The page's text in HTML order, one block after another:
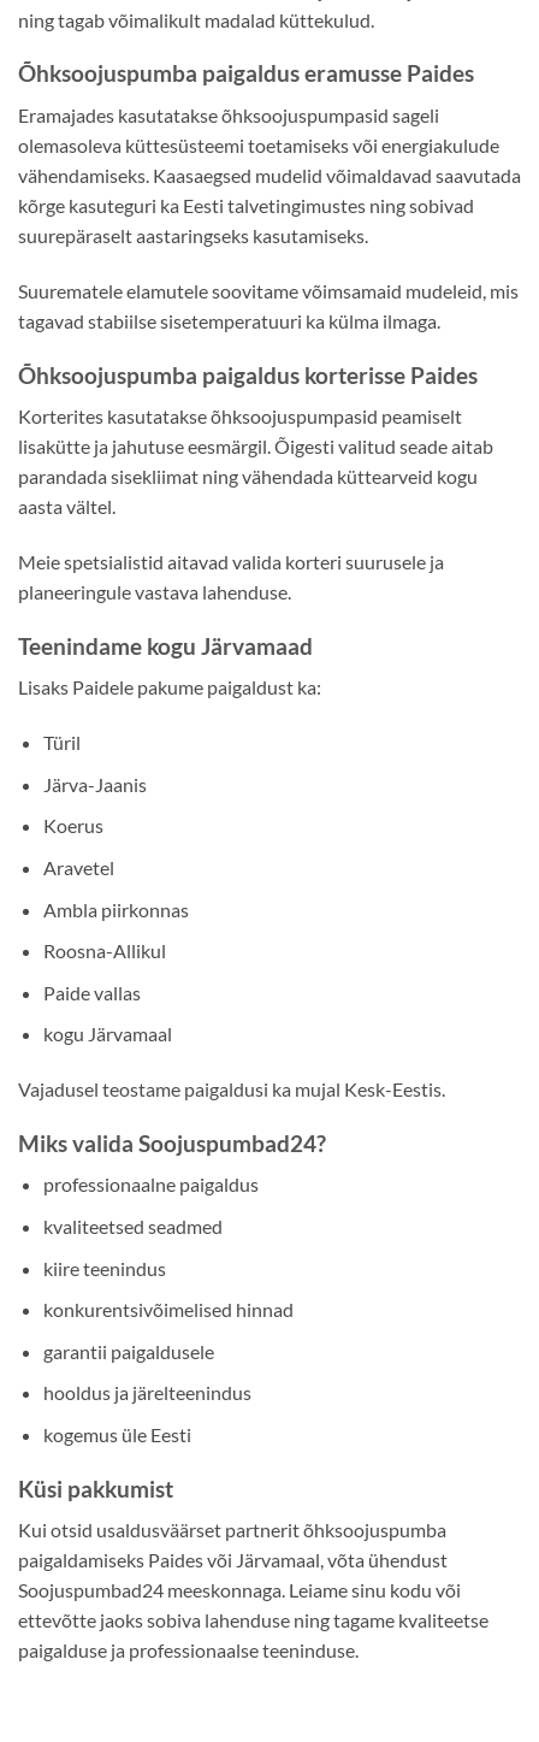
ning tagab võimalikult madalad küttekulud.
Õhksoojuspumba paigaldus eramusse Paides
Eramajades kasutatakse õhksoojuspumpasid sageli
olemasoleva küttesüsteemi toetamiseks või energiakulude
vähendamiseks. Kaasaegsed mudelid võimaldavad saavutada
kõrge kasuteguri ka Eesti talvetingimustes ning sobivad
suurepäraselt aastaringseks kasutamiseks.
Suurematele elamutele soovitame võimsamaid mudeleid, mis
tagavad stabiilse sisetemperatuuri ka külma ilmaga.
Õhksoojuspumba paigaldus korterisse Paides
Korterites kasutatakse õhksoojuspumpasid peamiselt
lisakütte ja jahutuse eesmärgil. Õigesti valitud seade aitab
parandada sisekliimat ning vähendada küttearveid kogu
aasta vältel.
Meie spetsialistid aitavad valida korteri suurusele ja
planeeringule vastava lahenduse.
Teenindame kogu Järvamaad
Lisaks Paidele pakume paigaldust ka:
Türil
Järva-Jaanis
Koerus
Aravetel
Ambla piirkonnas
Roosna-Allikul
Paide vallas
kogu Järvamaal
Vajadusel teostame paigaldusi ka mujal Kesk-Eestis.
Miks valida Soojuspumbad24?
professionaalne paigaldus
kvaliteetsed seadmed
kiire teenindus
konkurentsivõimelised hinnad
garantii paigaldusele
hooldus ja järelteenindus
kogemus üle Eesti
Küsi pakkumist
Kui otsid usaldusväärset partnerit õhksoojuspumba
paigaldamiseks Paides või Järvamaal, võta ühendust
Soojuspumbad24 meeskonnaga. Leiame sinu kodu või
ettevõtte jaoks sobiva lahenduse ning tagame kvaliteetse
paigalduse ja professionaalse teeninduse.